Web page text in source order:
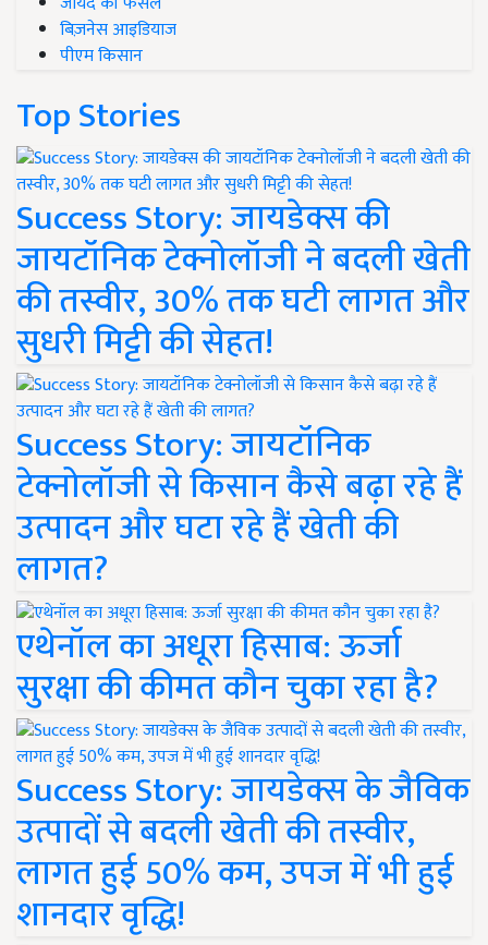
बिज़नेस आइडियाज
पीएम किसान
Top Stories
Success Story: जायडेक्स की
जायटॉनिक टेक्नोलॉजी ने बदली खेती
की तस्वीर, 30% तक घटी लागत और
सुधरी मिट्टी की सेहत!
Success Story: जायटॉनिक
टेक्नोलॉजी से किसान कैसे बढ़ा रहे हैं
उत्पादन और घटा रहे हैं खेती की
लागत?
एथेनॉल का अधूरा हिसाब: ऊर्जा
सुरक्षा की कीमत कौन चुका रहा है?
Success Story: जायडेक्स के जैविक
उत्पादों से बदली खेती की तस्वीर,
लागत हुई 50% कम, उपज में भी हुई
शानदार वृद्धि!